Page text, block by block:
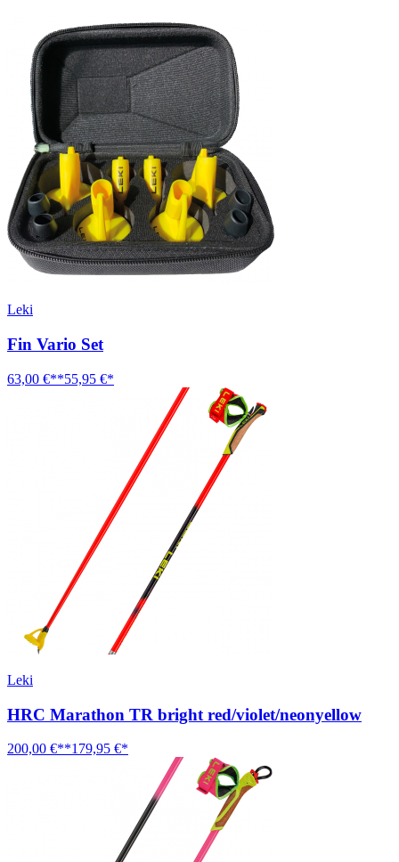
Leki
Fin Vario Set
63,00 €**55,95 €*
Leki
HRC Marathon TR bright red/violet/neonyellow
200,00 €**179,95 €*